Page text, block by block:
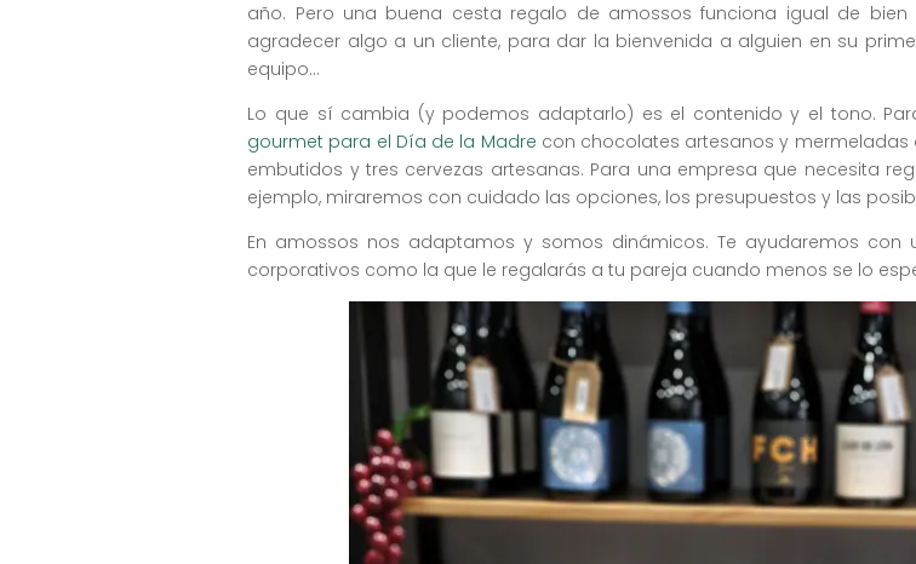
año. Pero una buena cesta regalo de amossos funciona igual de
agradecer algo a un cliente, para dar la bienvenida a alguien en su
equipo…
Lo que sí cambia (y podemos adaptarlo) es el contenido y el tono.
gourmet para el Día de la Madre con chocolates artesanos y
embutidos y tres cervezas artesanas. Para una empresa que necesita
ejemplo, miraremos con cuidado las opciones, los presupuestos y las
En amossos nos adaptamos y somos dinámicos. Te ayudaremos
corporativos como la que le regalarás a tu pareja cuando menos se lo